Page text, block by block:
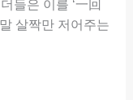
들은 이를 ‘一回
살짝만 저어주는